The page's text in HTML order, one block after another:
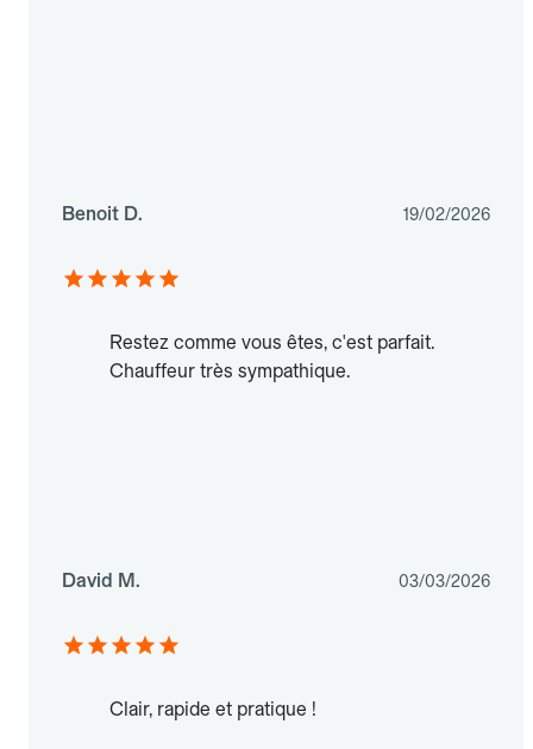
Benoit D. 19/02/2026
Restez comme vous êtes, c'est parfait.
Chauffeur très sympathique.
David M. 03/03/2026
Clair, rapide et pratique !